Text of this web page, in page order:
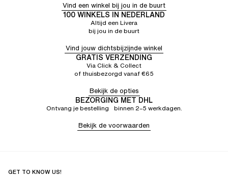
Vind een winkel bij jou in de buurt
100 WINKELS IN NEDERLAND
Altijd een Livera
bij jou in de buurt
Vind jouw dichtsbijzijnde winkel
GRATIS VERZENDING
Via Click & Collect
of thuisbezorgd vanaf €65
Bekijk de opties
BEZORGING MET DHL
Ontvang je bestelling binnen 2–5 werkdagen.
Bekijk de voorwaarden
GET TO KNOW US!